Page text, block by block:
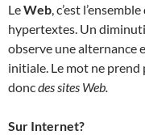
LeWeb, c’est
hypertextes. Un
observe une alternance
initiale. Le mot ne prend
doncdes sites Web.
Sur Internet?